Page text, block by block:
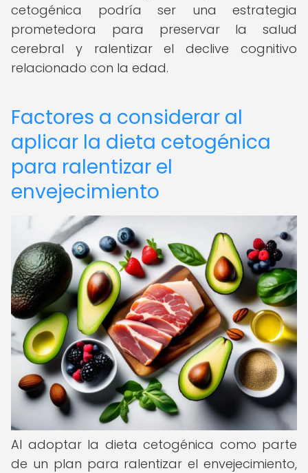
cetogénica podría ser una estrategia
prometedora para preservar la salud
cerebral y ralentizar el declive cognitivo
relacionado con la edad.
Factores a considerar al
aplicar la dieta cetogénica
para ralentizar el
envejecimiento
Al adoptar la dieta cetogénica como parte
de un plan para ralentizar el envejecimiento,